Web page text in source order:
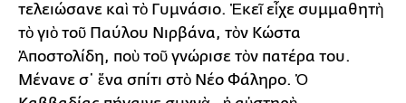
τελειώσανε καὶ τὸ Γυμνάσιο. Ἐκεῖ εἶχε συμμαθητὴ
τὸ γιὸ τοῦ Παύλου Νιρβάνα, τὸν Κώστα
Ἀποστολίδη, ποὺ τοῦ γνώρισε τὸν πατέρα του.
Μένανε σ᾿ ἕνα σπίτι στὸ Νέο Φάληρο. Ὁ